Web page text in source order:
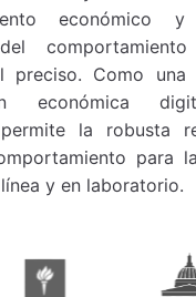
económico
preciso. Como
económica
la robusta
para
y en laboratorio.